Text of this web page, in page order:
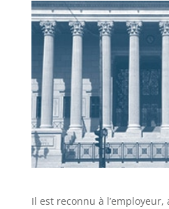
Il est reconnu à